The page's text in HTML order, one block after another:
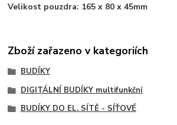
Velikost pouzdra: 165 x 80 x 45mm
Zboží zařazeno v kategoriích
BUDÍKY
DIGITÁLNÍ BUDÍKY multifunkční
BUDÍKY DO EL. SÍTĚ - SÍŤOVÉ